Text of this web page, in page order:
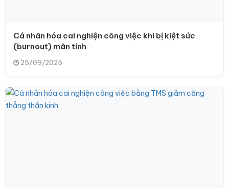
Cá nhân hóa cai nghiện công việc khi bị kiệt sức
(burnout) mãn tính
25/09/2025